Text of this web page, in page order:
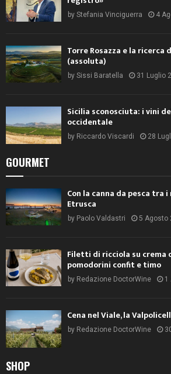
by Stefania Vinciguerra 4
Torre Rosazza e la ricerca
(assoluta)
by Sissi Baratella 31 Luglio
Sicilia sconosciuta: i vini
occidentale
by Riccardo Viscardi 28
GOURMET
Con la canna da pesca
Etrusca
by Paolo Valdastri 5 Agosto
Filetti di ricciola su crema
pomodorini confit e timo
by Redazione DoctorWine 1
Cena nel Viale, la
by Redazione DoctorWine
SHOP